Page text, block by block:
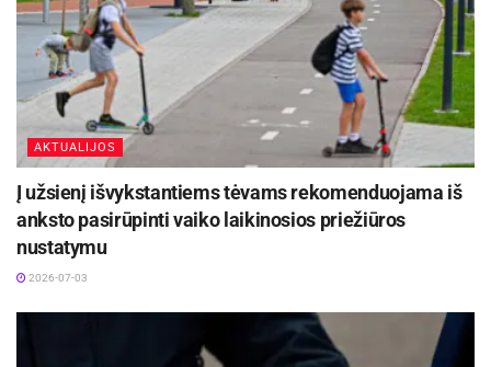
AKTUALIJOS
Į užsienį išvykstantiems tėvams rekomenduojama iš
anksto pasirūpinti vaiko laikinosios priežiūros
nustatymu
2026-07-03